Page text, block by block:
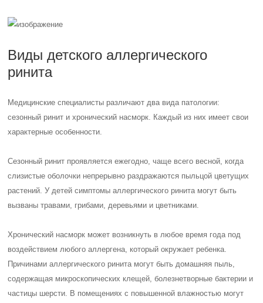
Виды детского аллергического
ринита
Медицинские специалисты различают два вида патологии:
сезонный ринит и хронический насморк. Каждый из них имеет свои
характерные особенности.
Сезонный ринит проявляется ежегодно, чаще всего весной, когда
слизистые оболочки непрерывно раздражаются пыльцой цветущих
растений. У детей симптомы аллергического ринита могут быть
вызваны травами, грибами, деревьями и цветниками.
Хронический насморк может возникнуть в любое время года под
воздействием любого аллергена, который окружает ребенка.
Причинами аллергического ринита могут быть домашняя пыль,
содержащая микроскопических клещей, болезнетворные бактерии и
частицы шерсти. В помещениях с повышенной влажностью могут